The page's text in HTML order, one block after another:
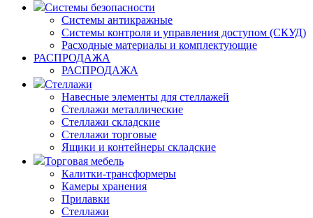
Системы безопасности
Системы антикражные
Системы контроля и управления доступом (СКУД)
Расходные материалы и комплектующие
РАСПРОДАЖА
РАСПРОДАЖА
Стеллажи
Навесные элементы для стеллажей
Стеллажи металлические
Стеллажи складские
Стеллажи торговые
Ящики и контейнеры складские
Торговая мебель
Калитки-трансформеры
Камеры хранения
Прилавки
Стеллажи